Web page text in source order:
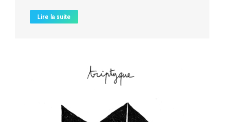
Lire la suite